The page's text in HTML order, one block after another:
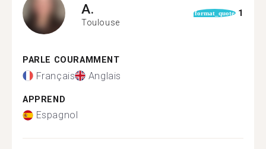
A.
Toulouse
format_quote 1
PARLE COURAMMENT
Français Anglais
APPREND
Espagnol